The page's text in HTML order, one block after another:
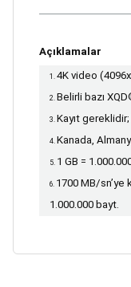
Açıklamalar
4K video
Belirli bazı
Kayıt
Kanada,
1 GB =
1700 MB/sn’ye
1.000.000 bayt.